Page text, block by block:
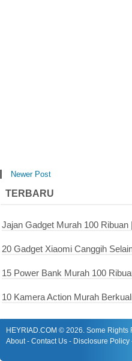
Newer Post
TERBARU
Jajan Gadget Murah 100 Ribuan
20 Gadget Xiaomi Canggih
15 Power Bank Murah 100
10 Kamera Action Murah
HEYRIAD.COM © 2026. Some Rights
About- Contact Us - Disclosure Policy